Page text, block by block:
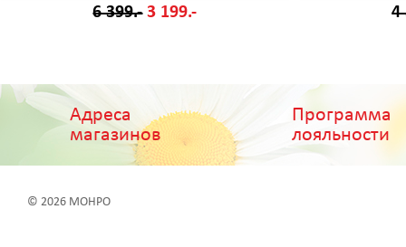
6 399.- 3 199.- 4
Адреса
магазинов
Программа
лояльности
© 2026 МОНРО